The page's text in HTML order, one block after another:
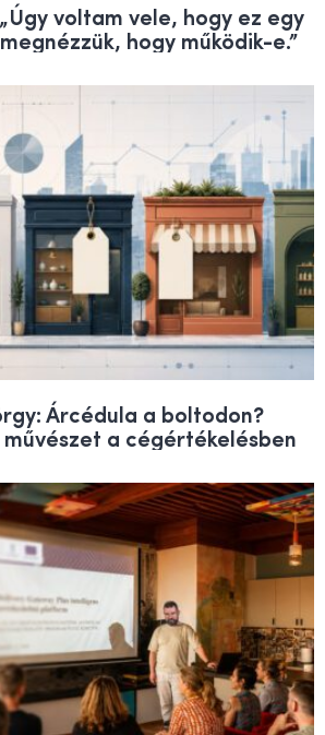
voltam vele, hogy ez egy
hogy működik-e.”
Árcédula a boltodon?
művészet a cégértékelésben